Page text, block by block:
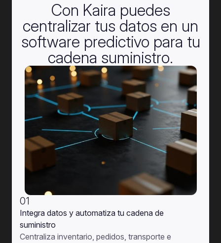
Con Kaira puedes
centralizar tus datos en un
software predictivo para tu
cadena suministro.
01
Integra datos y automatiza tu cadena de
suministro
Centraliza inventario, pedidos, transporte e